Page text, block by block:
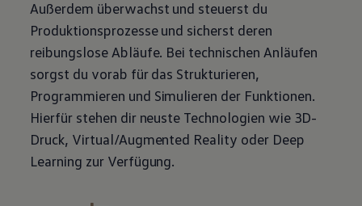
Außerdem überwachst und steuerst du
Produktionsprozesse und sicherst deren
reibungslose Abläufe. Bei technischen Anläufen
sorgst du vorab für das Strukturieren,
Programmieren und Simulieren der Funktionen.
Hierfür stehen dir neuste Technologien wie 3D-
Druck, Virtual/Augmented Reality oder Deep
Learning zur Verfügung.